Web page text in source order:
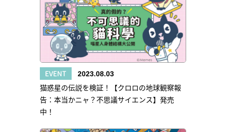
EVENT 2023.08.03
猫惑星の伝説を検証！【クロロの地球観察報
告：本当かニャ？不思議サイエンス】発売
中！